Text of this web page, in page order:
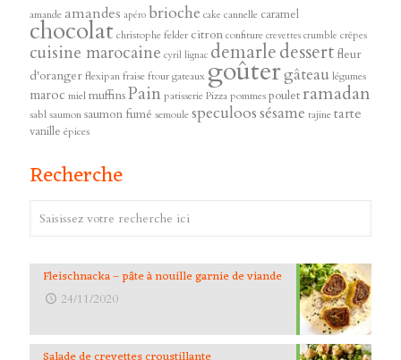
amandeamandes apéro brioche cake cannelle caramel
chocolat christophe felder citronconfiture crevettes crumble crêpes
cuisine marocaine cyril lignac demarledessert fleur
d'orangerflexipanfraiseftourgateaux goûtergâteaulégumes
maroc mielmuffinsPainpatisseriePizzapommespouletramadan
sablsaumonsaumon fumé semoulespeculoossésame tajinetarte
vanille épices
Recherche
Fleischnacka – pâte à nouille garnie de viande
24/11/2020